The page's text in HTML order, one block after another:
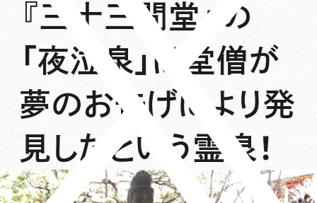
『三十三間堂』の
「夜泣泉」は堂僧が
夢のお告げにより発
見したという霊泉！